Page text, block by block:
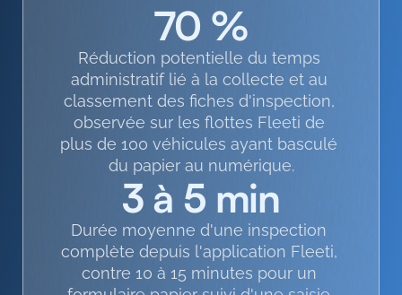
70 %
Réduction potentielle du temps
administratif lié à la collecte et au
classement des fiches d'inspection,
observée sur les flottes Fleeti de
plus de 100 véhicules ayant basculé
du papier au numérique.
3 à 5 min
Durée moyenne d'une inspection
complète depuis l'application Fleeti,
contre 10 à 15 minutes pour un